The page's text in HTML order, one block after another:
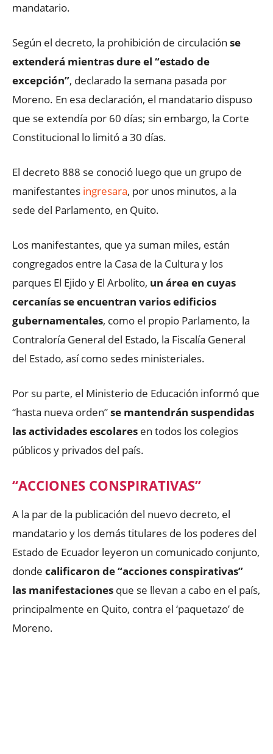
mandatario.
Según el decreto, la prohibición de circulación se
extenderá mientras dure el “estado de
excepción”, declarado la semana pasada por
Moreno. En esa declaración, el mandatario dispuso
que se extendía por 60 días; sin embargo, la Corte
Constitucional lo limitó a 30 días.
El decreto 888 se conoció luego que un grupo de
manifestantes ingresara, por unos minutos, a la
sede del Parlamento, en Quito.
Los manifestantes, que ya suman miles, están
congregados entre la Casa de la Cultura y los
parques El Ejido y El Arbolito, un área en cuyas
cercanías se encuentran varios edificios
gubernamentales, como el propio Parlamento, la
Contraloría General del Estado, la Fiscalía General
del Estado, así como sedes ministeriales.
Por su parte, el Ministerio de Educación informó que
“hasta nueva orden”se mantendrán suspendidas
las actividades escolares en todos los colegios
públicos y privados del país.
“ACCIONES CONSPIRATIVAS”
A la par de la publicación del nuevo decreto, el
mandatario y los demás titulares de los poderes del
Estado de Ecuador leyeron un comunicado conjunto,
donde calificaron de “acciones conspirativas”
las manifestaciones que se llevan a cabo en el país,
principalmente en Quito, contra el ‘paquetazo’ de
Moreno.